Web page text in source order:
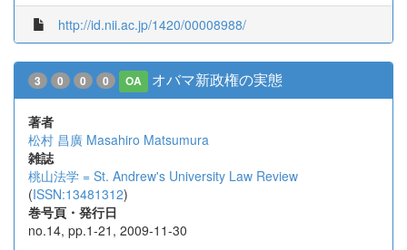
http://id.nii.ac.jp/1420/00008988/
3 0 0 0 OA オバマ新政権の実態
著者
松村 昌廣 Masahiro Matsumura
雑誌
桃山法学 = St. Andrew's University Law Review
(ISSN:13481312)
巻号頁・発行日
no.14, pp.1-21, 2009-11-30